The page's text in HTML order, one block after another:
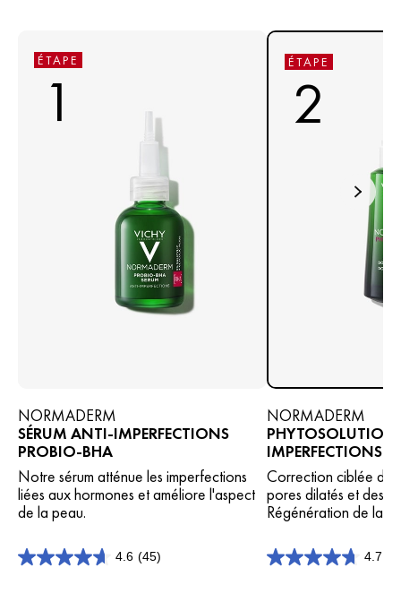
ÉTAPE
1
NORMADERM
SÉRUM ANTI-IMPERFECTIONS
PROBIO-BHA
Notre sérum atténue les imperfections
liées aux hormones et améliore l'aspect
de la peau.
4.6 (45)
4.6
ÉTAPE
2
NORMADERM
IMPERFECTIONS
Correction ciblée
pores dilatés et des
Régénération de la
4.7
4.7